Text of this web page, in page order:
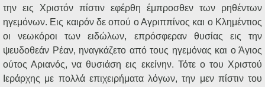
την εις Χριστόν πίστιν εφέρθη έμπροσθεν των ρηθέντων
ηγεμόνων. Εις καιρόν δε οπού ο Αγριππίνος και ο Κλημέντιος
οι νεωκόροι των ειδώλων, επρόσφεραν θυσίας εις την
ψευδοθεάν Ρέαν, ηναγκάζετο από τους ηγεμόνας και ο Άγιος
ούτος Αριανός, να θυσιάση εις εκείνην. Τότε ο του Χριστού
Ιεράρχης με πολλά επιχειρήματα λόγων, την μεν πίστιν του